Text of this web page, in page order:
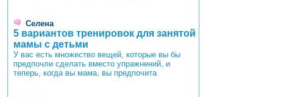
Селена
5 вариантов тренировок для занятой
мамы с детьми
У вас есть множество вещей, которые вы бы
предпочли сделать вместо упражнений, и
теперь, когда вы мама, вы предпочита